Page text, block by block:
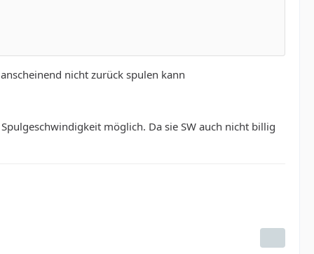
nicht zurück spulen kann
möglich. Da sie SW auch nicht billig